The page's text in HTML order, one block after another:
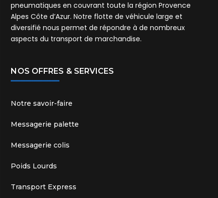
pneumatiques en couvrant toute la région Provence
Alpes Côte d’Azur. Notre flotte de véhicule large et
diversifié nous permet de répondre à de nombreux
aspects du transport de marchandise.
NOS OFFRES & SERVICES
Notre savoir-faire
Messagerie palette
Messagerie colis
Poids Lourds
Transport Express